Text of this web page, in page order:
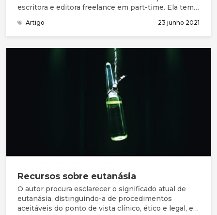
escritora e editora freelance em part-time. Ela tem
escrever sobre os pressupostos que sustentam os
nossos valores culturais.
Artigo 23 junho 2021
Recursos sobre eutanásia
O autor procura esclarecer o significado atual de
eutanásia, distinguindo-a de procedimentos
aceitáveis do ponto de vista clínico, ético e legal, e